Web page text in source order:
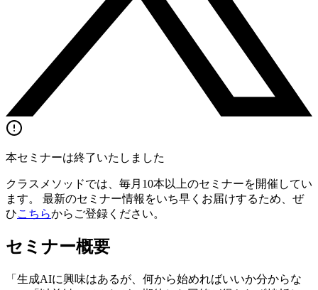
本セミナーは終了いたしました
クラスメソッドでは、毎月10本以上のセミナーを開催してい
ます。 最新のセミナー情報をいち早くお届けするため、ぜ
ひこちらからご登録ください。
セミナー概要
「生成AIに興味はあるが、何から始めればいいか分からな